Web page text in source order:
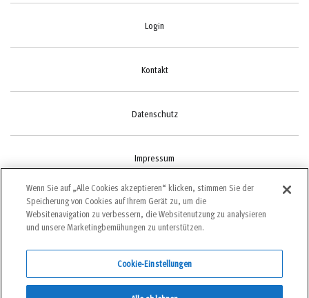
Login
Kontakt
Datenschutz
Impressum
Cookie-Einstellungen
©2022 bergundsteigen
Wenn Sie auf „Alle Cookies akzeptieren“ klicken, stimmen Sie der
Speicherung von Cookies auf Ihrem Gerät zu, um die
Websitenavigation zu verbessern, die Websitenutzung zu analysieren
und unsere Marketingbemühungen zu unterstützen.
Cookie-Einstellungen